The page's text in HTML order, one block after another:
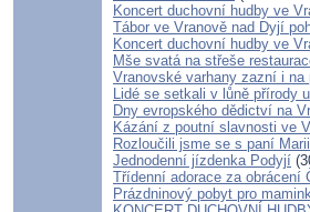
Koncert duchovní hudby ve
Tábor ve Vranově nad Dyjí
Koncert duchovní hudby ve
Mše svatá na střeše
Vranovské varhany zazní i
Lidé se setkali v lůně přírody
Dny evropského dědictví na
Kázání z poutní slavnosti ve
Rozloučili jsme se s paní
Jednodenní jízdenka Podyjí
Třídenní adorace za obrácení
Prázdninový pobyt pro